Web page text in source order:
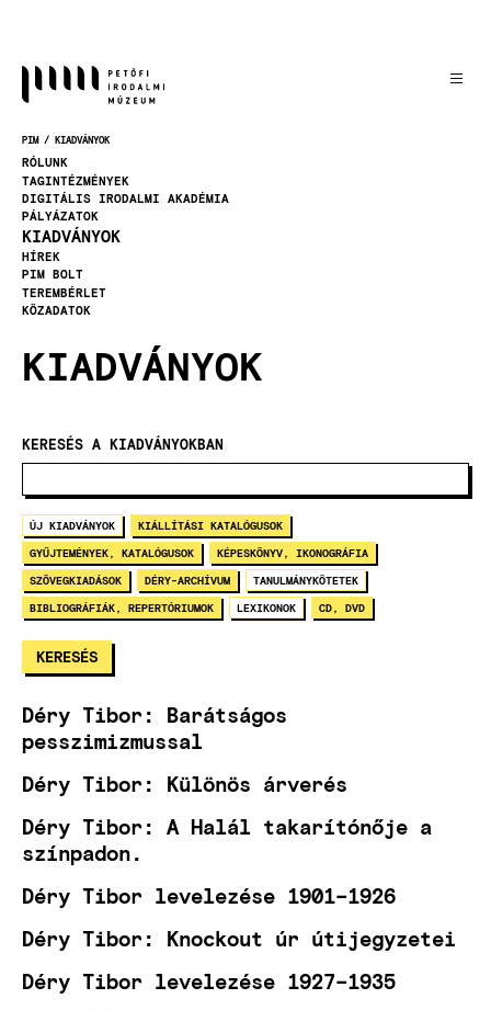
MORZSA
PIM KIADVÁNYOK
RÓLUNK
TAGINTÉZMÉNYEK
DIGITÁLIS IRODALMI AKADÉMIA
PÁLYÁZATOK
KIADVÁNYOK
HÍREK
PIM BOLT
TEREMBÉRLET
KÖZADATOK
KIADVÁNYOK
KERESÉS A KIADVÁNYOKBAN
ÚJ KIADVÁNYOK KIÁLLÍTÁSI KATALÓGUSOK
GYŰJTEMÉNYEK, KATALÓGUSOK KÉPESKÖNYV, IKONOGRÁFIA
SZÖVEGKIADÁSOK DÉRY-ARCHÍVUM TANULMÁNYKÖTETEK
BIBLIOGRÁFIÁK, REPERTÓRIUMOK LEXIKONOK CD, DVD
Déry Tibor: Barátságos
pesszimizmussal
Déry Tibor: Különös árverés
Déry Tibor: A Halál takarítónője a
színpadon.
Déry Tibor levelezése 1901–1926
Déry Tibor: Knockout úr útijegyzetei
Déry Tibor levelezése 1927–1935